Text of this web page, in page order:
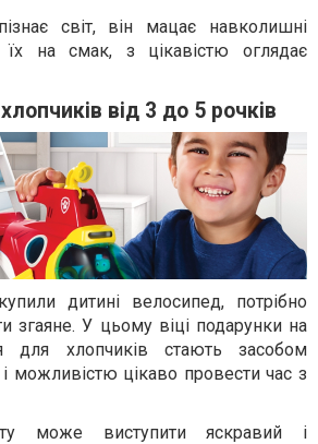
світ, він мацає навколишні
їх на смак, з цікавістю оглядає
від 3 до 5 рочків
дитині велосипед, потрібно
згаяне. У цьому віці подарунки на
для хлопчиків стають засобом
і можливістю цікаво провести час з
може виступити яскравий і